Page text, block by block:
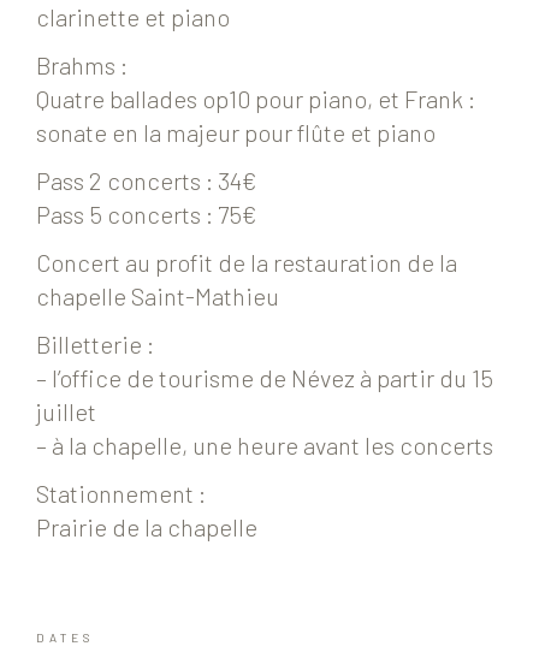
clarinette et piano
Brahms :
Quatre ballades op10 pour piano, et Frank :
sonate en la majeur pour flûte et piano
Pass 2 concerts : 34€
Pass 5 concerts : 75€
Concert au profit de la restauration de la
chapelle Saint-Mathieu
Billetterie :
– l’office de tourisme de Névez à partir du 15
juillet
– à la chapelle, une heure avant les concerts
Stationnement :
Prairie de la chapelle
DATES